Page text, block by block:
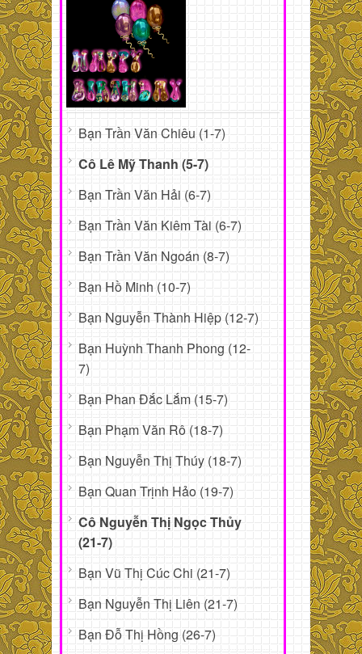
Bạn Trần Văn Chiêu (1-7)
Cô Lê Mỹ Thanh (5-7)
Bạn Trần Văn Hải (6-7)
Bạn Trần Văn Kiêm Tài (6-7)
Bạn Trần Văn Ngoán (8-7)
Bạn Hồ Minh (10-7)
Bạn Nguyễn Thành Hiệp (12-7)
Bạn Huỳnh Thanh Phong (12-
7)
Bạn Phan Đắc Lắm (15-7)
Bạn Phạm Văn Rô (18-7)
Bạn Nguyễn Thị Thúy (18-7)
Bạn Quan Trịnh Hảo (19-7)
Cô Nguyễn Thị Ngọc Thủy
(21-7)
Bạn Vũ Thị Cúc Chi (21-7)
Bạn Nguyễn Thị Liên (21-7)
Bạn Đỗ Thị Hồng (26-7)